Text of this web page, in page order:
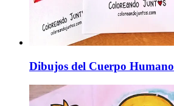
Dibujos del Cuerpo Humano